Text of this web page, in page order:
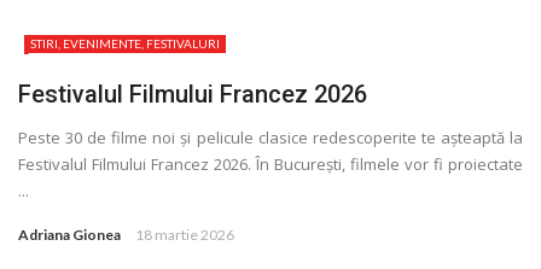
Luati-ma drept un vis. Povestiri in K. minor – Dor de Kafka
STIRI, EVENIMENTE, FESTIVALURI
Festivalul Filmului Francez 2026
Peste 30 de filme noi și pelicule clasice redescoperite te așteaptă la
Festivalul Filmului Francez 2026. În București, filmele vor fi proiectate
...
Adriana Gionea 18 martie 2026